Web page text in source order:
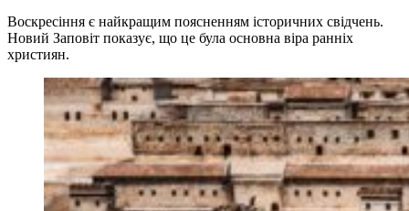
Воскресіння є найкращим поясненням історичних свідчень.
Новий Заповіт показує, що це була основна віра ранніх
християн.